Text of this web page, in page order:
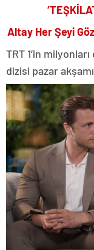
Altay Her Şeyi
TRT 1’in
dizisi pazar